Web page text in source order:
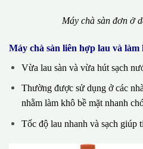
Máy chà sàn đơn ở
Máy chà sàn liên hợp lau và làm
Vừa lau sàn và vừa hút sạch
Thường được sử dụng ở các
nhằm làm khô bề mặt nhanh
Tốc độ lau nhanh và sạch giúp